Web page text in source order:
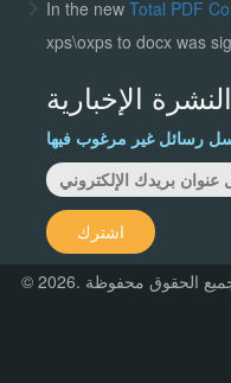
In the new Total PDF
xps\oxps to docx was
الإخبارية
اشترك